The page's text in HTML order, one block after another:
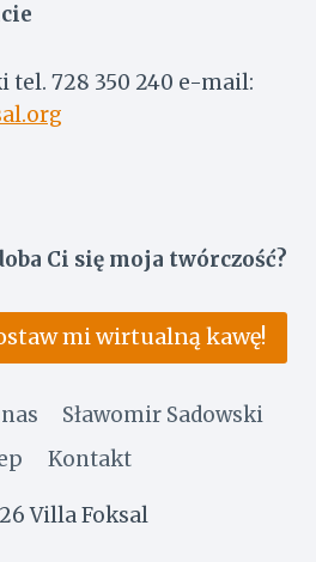
tel. 728 350 240 e-mail:
Ci się moja twórczość?
mi wirtualną kawę!
Sławomir Sadowski
Kontakt
Villa Foksal